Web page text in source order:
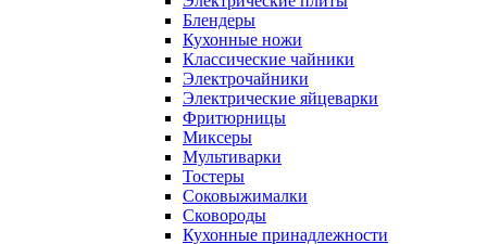
Блендеры
Кухонные ножи
Классические чайники
Электрочайники
Электрические яйцеварки
Фритюрницы
Миксеры
Мультиварки
Тостеры
Соковыжималки
Сковороды
Кухонные принадлежности